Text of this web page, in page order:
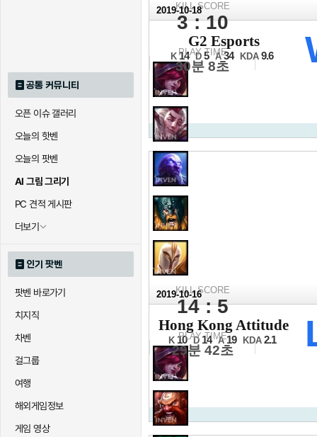
공통 커뮤니티
오픈 이슈 갤러리
오늘의 핫벤
오늘의 팟벤
AI 그림 그리기
PC 견적 게시판
더보기
인기 팟벤
팟벤 바로가기
치지직
차벤
걸그룹
여행
해외게임정보
게임 영상
KILL SCORE
3 : 10
PLAY TIME
30분 8초
2019-10-18
그룹스테이지 6일차
G2 Esports
K 14 D 5 A 34 KDA 9.6
KILL SCORE
14 : 5
PLAY TIME
29분 42초
2019-10-16
그룹스테이지 4일차
Hong Kong Attitude
K 10 D 14 A 19 KDA 2.1